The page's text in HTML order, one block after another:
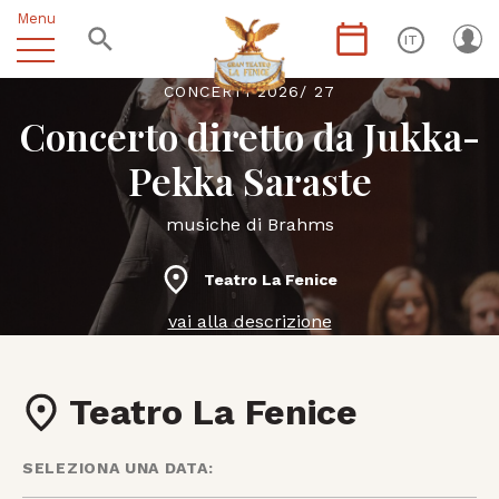
Menu
IT
CONCERTI 2026/ 27
Concerto diretto da Jukka-
Pekka Saraste
musiche di Brahms
Teatro La Fenice
vai alla descrizione
Teatro La Fenice
SELEZIONA UNA DATA: